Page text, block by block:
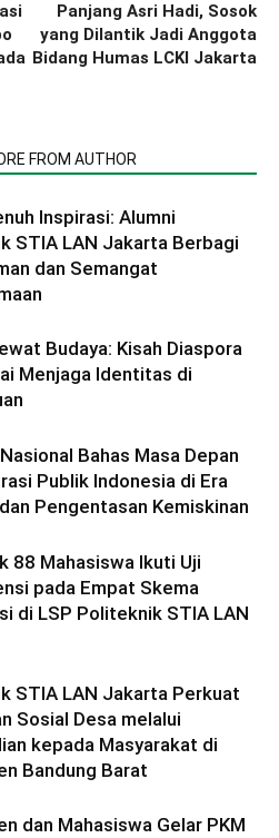
Panjang Asri Hadi, Sosok
yang Dilantik Jadi Anggota
Bidang Humas LCKI Jakarta
FROM AUTHOR
Inspirasi: Alumni
STIA LAN Jakarta Berbagi
dan Semangat
Budaya: Kisah Diaspora
Menjaga Identitas di
Bahas Masa Depan
Publik Indonesia di Era
Pengentasan Kemiskinan
88 Mahasiswa Ikuti Uji
pada Empat Skema
di LSP Politeknik STIA LAN
STIA LAN Jakarta Perkuat
Sosial Desa melalui
kepada Masyarakat di
Bandung Barat
dan Mahasiswa Gelar PKM